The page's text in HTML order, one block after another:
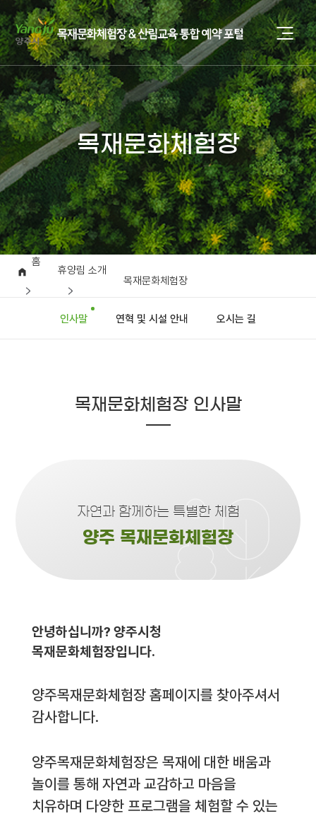
목재문화체험장
홈
휴양림 소개
목재문화체험장
인사말 연혁 및 시설 안내 오시는 길
목재문화체험장 인사말
자연과 함께하는 특별한 체험
양주 목재문화체험장
안녕하십니까? 양주시청
목재문화체험장입니다.
양주목재문화체험장 홈페이지를 찾아주셔서
감사합니다.
양주목재문화체험장은 목재에 대한 배움과
놀이를 통해 자연과 교감하고 마음을
치유하며 다양한 프로그램을 체험할 수 있는